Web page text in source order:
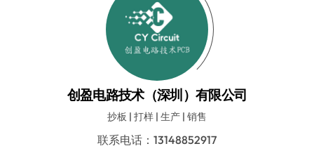
创盈电路技术（深圳）有限公司
抄板 | 打样 | 生产 | 销售
联系电话：13148852917